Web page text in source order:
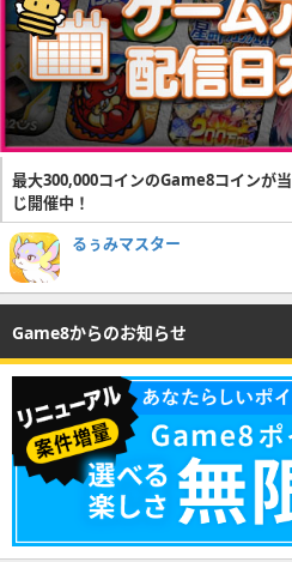
最大300,000コインのGame8コインが
じ開催中！
るぅみマスター
Game8からのお知らせ